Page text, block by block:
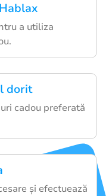
a utiliza
dorit
cadou preferată
și efectuează